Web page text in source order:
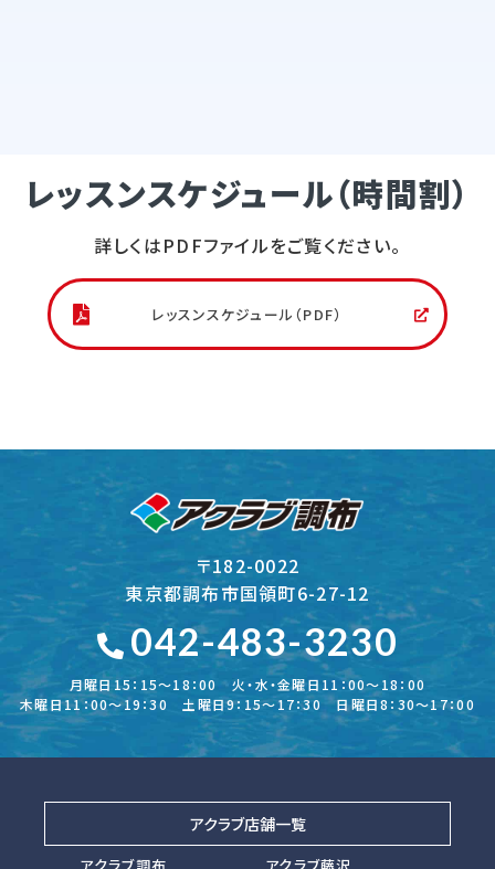
レッスンスケジュール（時間割）
詳しくはPDFファイルをご覧ください。
レッスンスケジュール（PDF）
〒182-0022
東京都調布市国領町6-27-12
042-483-3230
月曜日15：15～18：00 火・水・金曜日11：00～18：00
木曜日11：00～19：30 土曜日9：15～17：30 日曜日8：30～17：00
アクラブ店舗一覧